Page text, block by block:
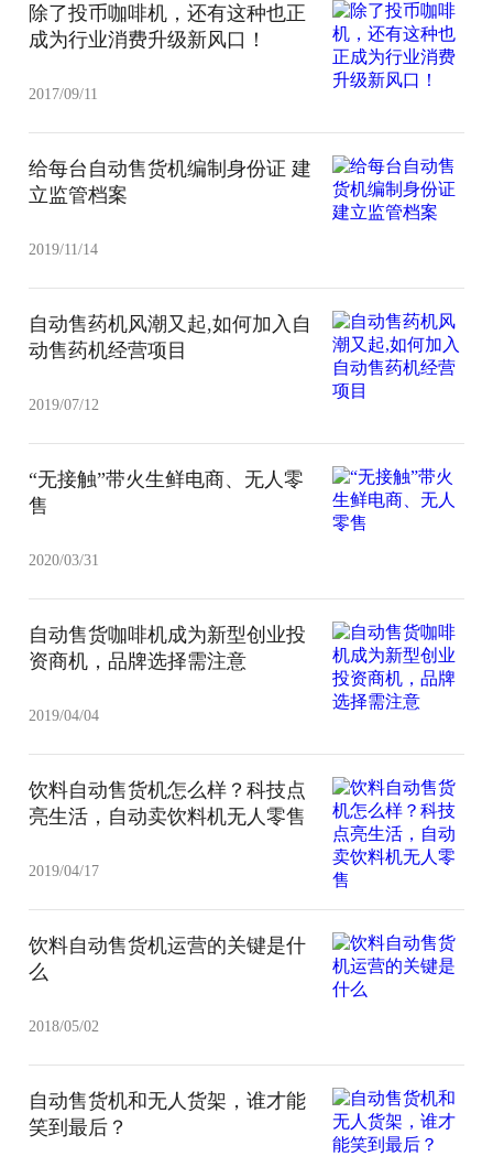
除了投币咖啡机，还有这种也正
成为行业消费升级新风口！
2017/09/11
给每台自动售货机编制身份证 建
立监管档案
2019/11/14
自动售药机风潮又起,如何加入自
动售药机经营项目
2019/07/12
“无接触”带火生鲜电商、无人零
售
2020/03/31
自动售货咖啡机成为新型创业投
资商机，品牌选择需注意
2019/04/04
饮料自动售货机怎么样？科技点
亮生活，自动卖饮料机无人零售
2019/04/17
饮料自动售货机运营的关键是什
么
2018/05/02
自动售货机和无人货架，谁才能
笑到最后？